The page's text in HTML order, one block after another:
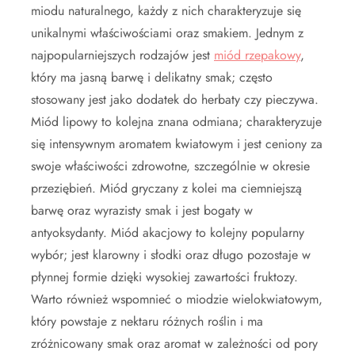
miodu naturalnego, każdy z nich charakteryzuje się
unikalnymi właściwościami oraz smakiem. Jednym z
najpopularniejszych rodzajów jest miód rzepakowy,
który ma jasną barwę i delikatny smak; często
stosowany jest jako dodatek do herbaty czy pieczywa.
Miód lipowy to kolejna znana odmiana; charakteryzuje
się intensywnym aromatem kwiatowym i jest ceniony za
swoje właściwości zdrowotne, szczególnie w okresie
przeziębień. Miód gryczany z kolei ma ciemniejszą
barwę oraz wyrazisty smak i jest bogaty w
antyoksydanty. Miód akacjowy to kolejny popularny
wybór; jest klarowny i słodki oraz długo pozostaje w
płynnej formie dzięki wysokiej zawartości fruktozy.
Warto również wspomnieć o miodzie wielokwiatowym,
który powstaje z nektaru różnych roślin i ma
zróżnicowany smak oraz aromat w zależności od pory